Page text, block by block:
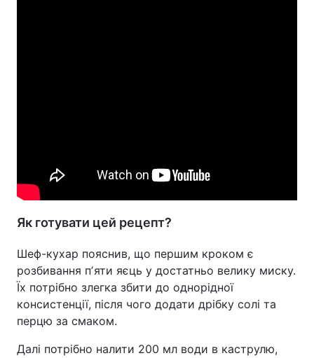
Як готувати цей рецепт?
Шеф-кухар пояснив, що першим кроком є
розбивання пʼяти яєць у достатньо велику миску.
Їх потрібно злегка збити до однорідної
консистенції, після чого додати дрібку солі та
перцю за смаком.
Далі потрібно налити 200 мл води в каструлю,